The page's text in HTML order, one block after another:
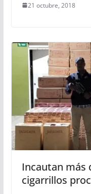
21 octubre, 2018
Incautan más
cigarrillos